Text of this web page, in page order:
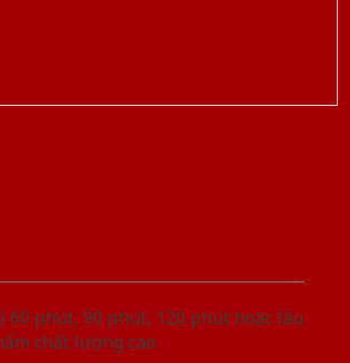
60 phút, 90 phút, 120 phút hoặc lâu
chất lượng cao.